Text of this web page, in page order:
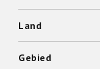
Land
Gebied